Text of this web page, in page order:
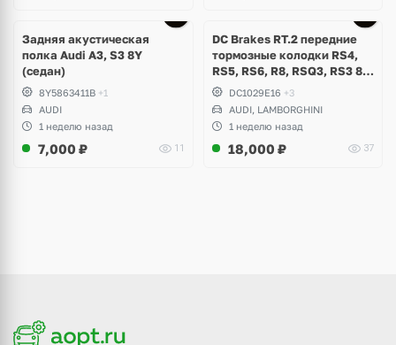
Задняя акустическая
полка Audi A3, S3 8Y
(седан)
8Y5863411B +1
AUDI
1 неделю назад
7,000 ₽ 11
DC Brakes RT.2 передние
тормозные колодки RS4,
RS5, RS6, R8, RSQ3, RS3 8V
(комплект 8 шт)
DC1029E16 +3
AUDI, LAMBORGHINI
1 неделю назад
18,000 ₽ 37